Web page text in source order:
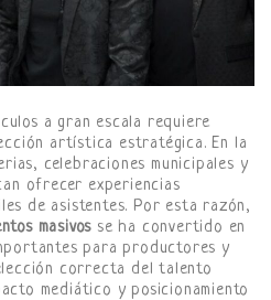
a gran escala requiere
artística estratégica. En la
celebraciones municipales y
ofrecer experiencias
de asistentes. Por esta razón,
masivos se ha convertido en
para productores y
correcta del talento
mediático y posicionamiento